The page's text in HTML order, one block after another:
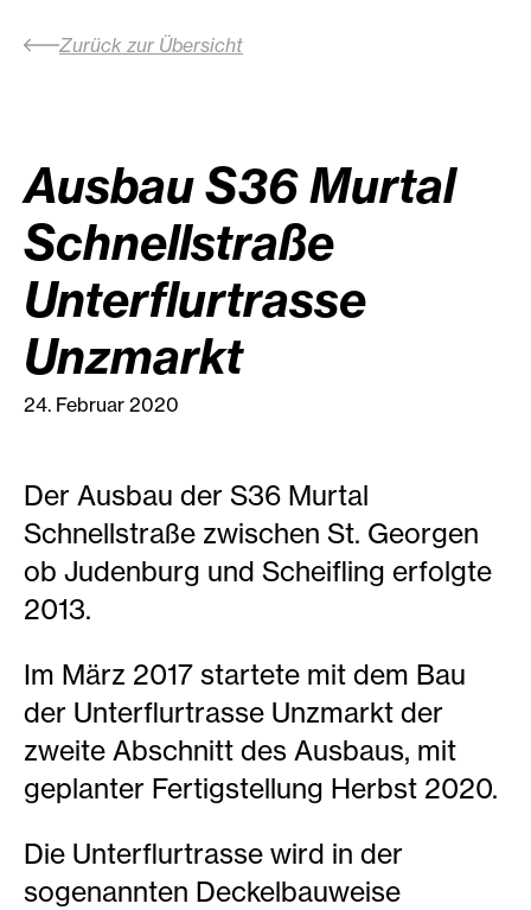
Zurück zur Übersicht
Ausbau S36 Murtal
Schnellstraße
Unterflurtrasse
Unzmarkt
24. Februar 2020
Der Ausbau der S36 Murtal
Schnellstraße zwischen St. Georgen
ob Judenburg und Scheifling erfolgte
2013.
Im März 2017 startete mit dem Bau
der Unterflurtrasse Unzmarkt der
zweite Abschnitt des Ausbaus, mit
geplanter Fertigstellung Herbst 2020.
Die Unterflurtrasse wird in der
sogenannten Deckelbauweise